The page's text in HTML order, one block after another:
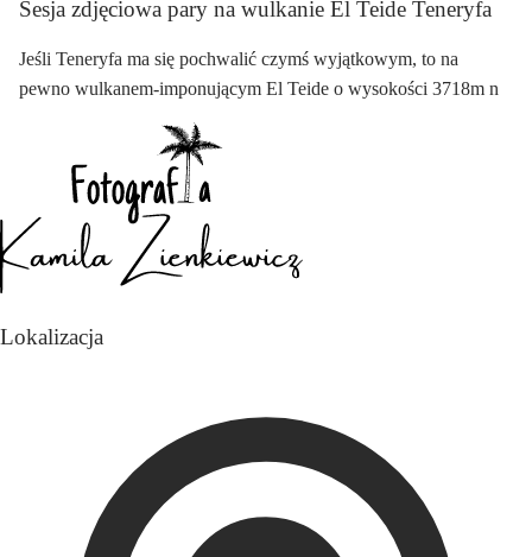
Sesja zdjęciowa pary na wulkanie El Teide Teneryfa
Jeśli Teneryfa ma się pochwalić czymś wyjątkowym, to na
pewno wulkanem-imponującym El Teide o wysokości 3718m n
Lokalizacja